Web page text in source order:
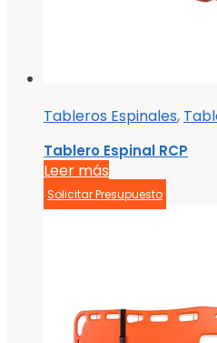
Tableros Espinales,
Tablero Espinal RCP
Leer más
Solicitar Presupuesto